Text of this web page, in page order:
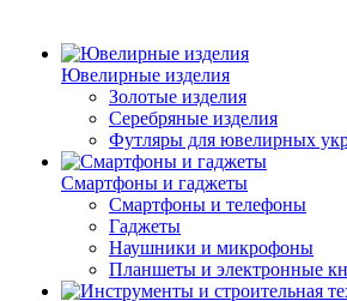
Ювелирные изделия
Золотые изделия
Серебряные изделия
Футляры для ювелирных
Смартфоны и гаджеты
Смартфоны и телефоны
Гаджеты
Наушники и микрофоны
Планшеты и электронные